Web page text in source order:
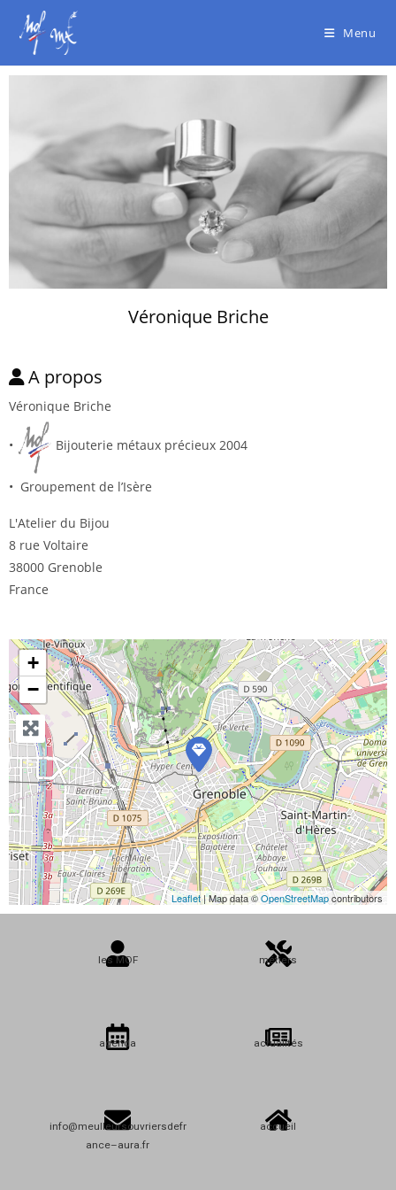
Menu
Véronique Briche
A propos
Véronique Briche
• Bijouterie métaux précieux 2004
• Groupement de l’Isère
L'Atelier du Bijou
8 rue Voltaire
38000 Grenoble
France
+
−
Leaflet| Map data ©OpenStreetMapcontributors
les MOF métiers
agenda actualités
info@meulleursouvriersdefr
ance–aura.fr
accueil